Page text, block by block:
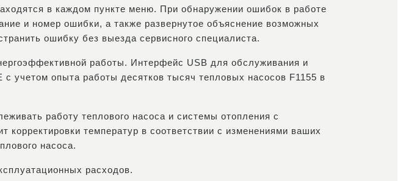
в каждом пункте меню. При обнаружении ошибок в работе
и номер ошибки, а также развернутое объяснение возможных
ошибку без выезда сервисного специалиста.
работы. Интерфейс USB для обслуживания и
учетом опыта работы десятков тысяч тепловых насосов F1155 в
работу теплового насоса и системы отопления с
температур в соответствии с изменениями ваших
насоса.
расходов.